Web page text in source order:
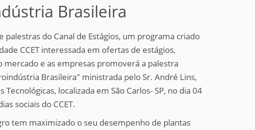
Brasileira
palestras do Canal de Estágios, um programa criado
CCET interessada em ofertas de estágios,
mercado e as empresas promoverá a palestra
Brasileira" ministrada pelo Sr. André Lins,
Tecnológicas, localizada em São Carlos- SP, no dia 04
sociais do CCET.
tem maximizado o seu desempenho de plantas